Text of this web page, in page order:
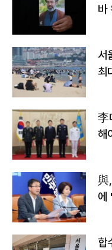
바
서
李
해
與
에
합